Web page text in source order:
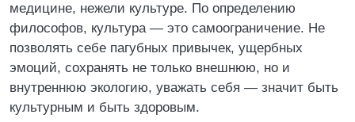
медицине, нежели культуре. По определению
философов, культура — это самоограничение. Не
позволять себе пагубных привычек, ущербных
эмоций, сохранять не только внешнюю, но и
внутреннюю экологию, уважать себя — значит быть
культурным и быть здоровым.